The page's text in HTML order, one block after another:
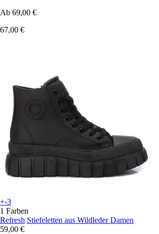
Ab 69,00 €
67,00 €
+-3
1 Farben
Refresh Stiefeletten aus Wildleder Damen
59,00 €